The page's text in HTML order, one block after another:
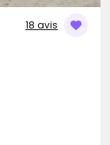
18 avis